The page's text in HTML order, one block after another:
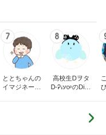
7
ととちゃんの
イマジネーシ
8
高校生Dヲタ
Ꭰ-ᎮꭵꭹꭴのDisn